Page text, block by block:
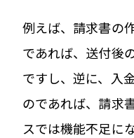
例えば、請求書の
であれば、送付後
ですし、逆に、入
のであれば、請求
スでは機能不足に